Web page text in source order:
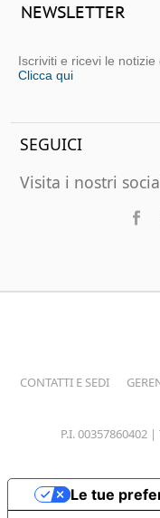
NEWSLETTER
Iscriviti e ricevi le
Clicca qui
SEGUICI
Visita i nostri
CONTATTI E SEDI
P.I.
Le tue